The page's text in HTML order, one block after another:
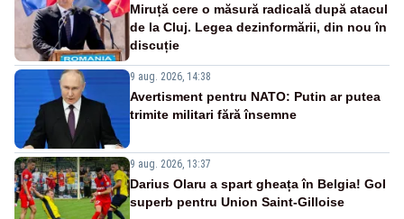
Miruță cere o măsură radicală după atacul
de la Cluj. Legea dezinformării, din nou în
discuție
9 aug. 2026, 14:38
Avertisment pentru NATO: Putin ar putea
trimite militari fără însemne
9 aug. 2026, 13:37
Darius Olaru a spart gheața în Belgia! Gol
superb pentru Union Saint-Gilloise